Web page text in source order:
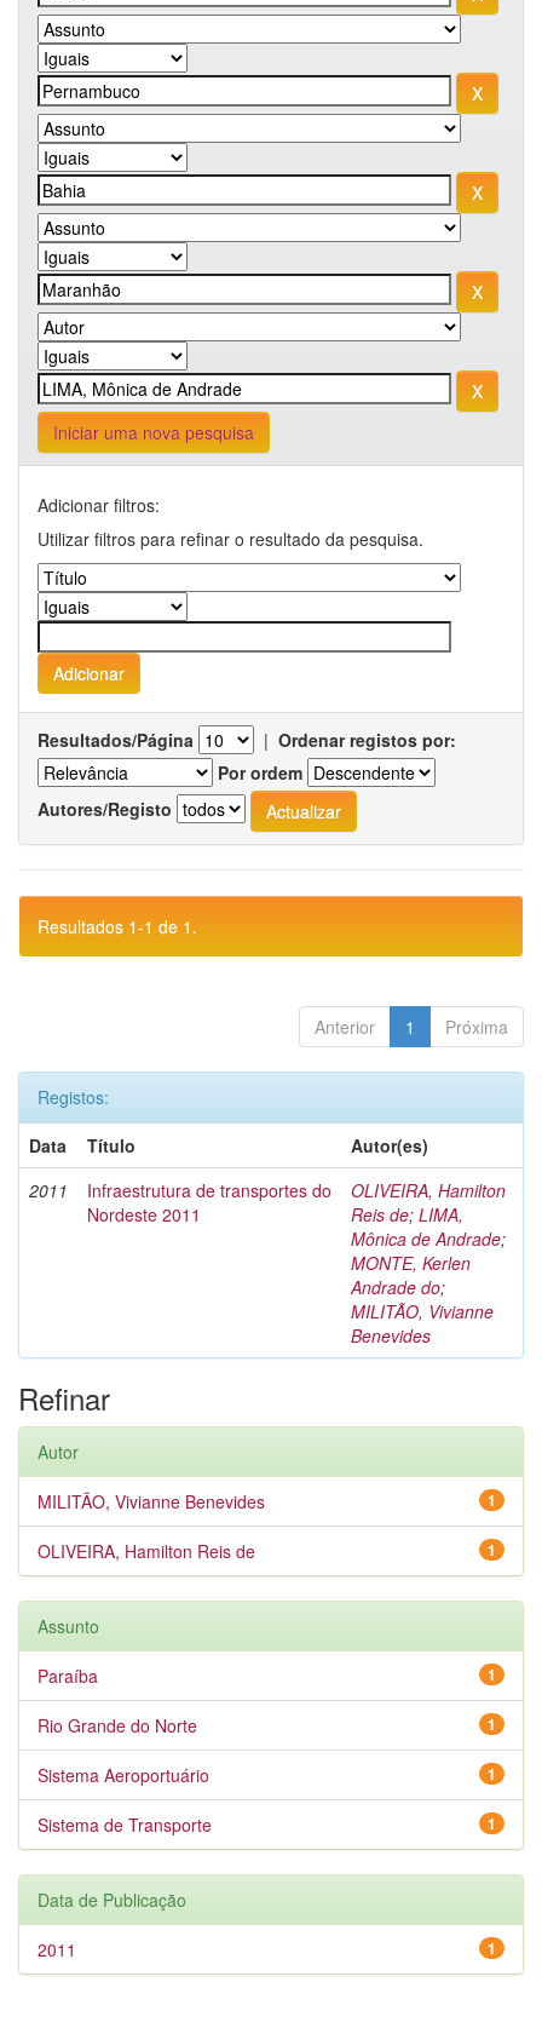
Iniciar uma nova pesquisa
Adicionar filtros:
Utilizar filtros para refinar o resultado da pesquisa.
Resultados/Página | Ordenar registos por:
Por ordem
Autores/Registo
Resultados 1-1 de 1.
Anterior 1 Próxima
Registos:
Data
Título
Autor(es)
2011
Infraestrutura de transportes do
Nordeste 2011
OLIVEIRA, Hamilton
Reis de; LIMA,
Mônica de Andrade;
MONTE, Kerlen
Andrade do;
MILITÃO, Vivianne
Benevides
Refinar
Autor
1
MILITÃO, Vivianne Benevides
1
OLIVEIRA, Hamilton Reis de
Assunto
1
Paraíba
1
Rio Grande do Norte
1
Sistema Aeroportuário
1
Sistema de Transporte
Data de Publicação
1
2011